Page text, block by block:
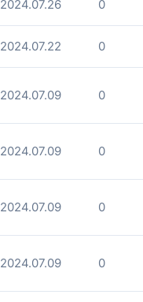
2024.07.26 0
2024.07.22 0
2024.07.09 0
2024.07.09 0
2024.07.09 0
2024.07.09 0